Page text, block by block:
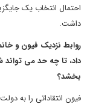
احتمال انتخاب یک
داشت.
روابط نزدیک فیون و
داد، تا چه حد می تواند
بخشد؟
فیون انتقاداتی را به